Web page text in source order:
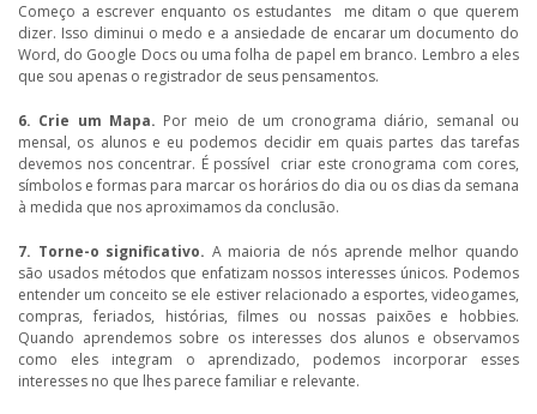
Começo a escrever enquanto os estudantes me ditam o que querem
dizer. Isso diminui o medo e a ansiedade de encarar um documento do
Word, do Google Docs ou uma folha de papel em branco. Lembro a eles
que sou apenas o registrador de seus pensamentos.
6. Crie um Mapa. Por meio de um cronograma diário, semanal ou
mensal, os alunos e eu podemos decidir em quais partes das tarefas
devemos nos concentrar. É possível criar este cronograma com cores,
símbolos e formas para marcar os horários do dia ou os dias da semana
à medida que nos aproximamos da conclusão.
7. Torne-o significativo. A maioria de nós aprende melhor quando
são usados métodos que enfatizam nossos interesses únicos. Podemos
entender um conceito se ele estiver relacionado a esportes, videogames,
compras, feriados, histórias, filmes ou nossas paixões e hobbies.
Quando aprendemos sobre os interesses dos alunos e observamos
como eles integram o aprendizado, podemos incorporar esses
interesses no que lhes parece familiar e relevante.